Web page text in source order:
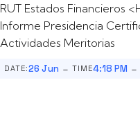
RUT Estados Financieros
Informe Presidencia
Actividades Meritorias
DATE:26 Jun - TIME4:18 PM -